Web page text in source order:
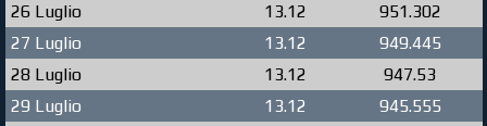
26 Luglio
13.12
951.302
27 Luglio
13.12
949.445
28 Luglio
13.12
947.53
29 Luglio
13.12
945.555